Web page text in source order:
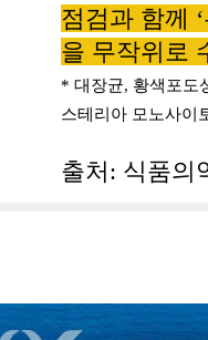
점검과 함께 ‘
을 무작위로
* 대장균, 황색포도
스테리아 모노사이
출처: 식품의